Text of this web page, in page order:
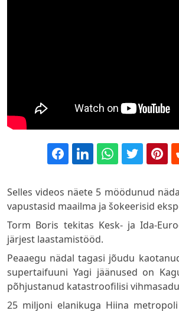
Selles videos näete 5 möödunud
vapustasid maailma ja šokeerisid
Torm Boris tekitas Kesk- ja Ida-
järjest laastamistööd.
Peaaegu nädal tagasi jõudu
supertaifuuni Yagi jäänused on
põhjustanud katastroofilisi
25 miljoni elanikuga Hiina